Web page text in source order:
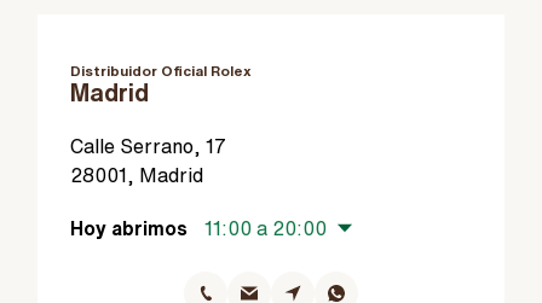
Distribuidor Oficial Rolex
Madrid
Calle Serrano, 17
28001, Madrid
Hoy abrimos 11:00 a 20:00